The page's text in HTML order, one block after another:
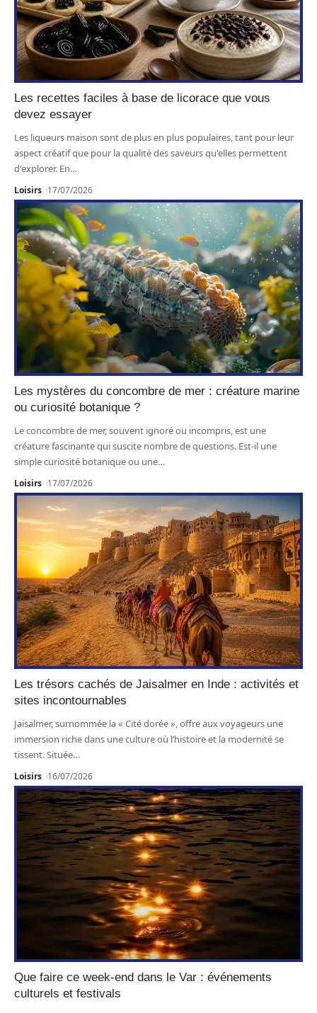
Les recettes faciles à base de licorace que vous
devez essayer
Les liqueurs maison sont de plus en plus populaires, tant pour leur
aspect créatif que pour la qualité des saveurs qu'elles permettent
d'explorer. En…
Loisirs 17/07/2026
Les mystères du concombre de mer : créature marine
ou curiosité botanique ?
Le concombre de mer, souvent ignoré ou incompris, est une
créature fascinante qui suscite nombre de questions. Est-il une
simple curiosité botanique ou une…
Loisirs 17/07/2026
Les trésors cachés de Jaisalmer en Inde : activités et
sites incontournables
Jaisalmer, surnommée la « Cité dorée », offre aux voyageurs une
immersion riche dans une culture où l’histoire et la modernité se
tissent. Située…
Loisirs 16/07/2026
Que faire ce week-end dans le Var : événements
culturels et festivals